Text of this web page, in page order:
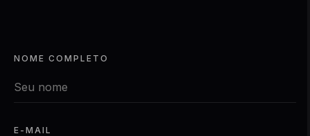
NOME COMPLETO
E-MAIL